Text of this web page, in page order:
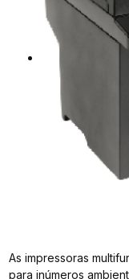
As impressoras
para inúmeros